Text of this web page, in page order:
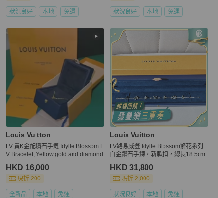
狀況良好 本地 免運 狀況良好 本地 免運
Louis Vuitton
LV 黃K金配鑽石手鏈 Idylle Blossom L
V Bracelet, Yellow gold and diamond
HKD 16,000
現折 200
全新品 本地 免運
Louis Vuitton
LV路易威登 Idylle Blossom繁花系列
白金鑽石手鍊，新款扣，總長18.5cm
HKD 31,800
現折 2,000
狀況良好 本地 免運